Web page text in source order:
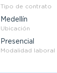
Tipo de contrato
Medellín
Ubicación
Presencial
Modalidad laboral